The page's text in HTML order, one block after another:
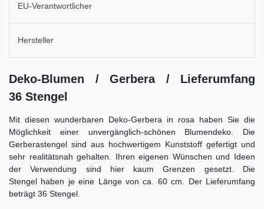
EU-Verantwortlicher
Hersteller
Deko-Blumen / Gerbera / Lieferumfang
36 Stengel
Mit diesen wunderbaren Deko-Gerbera in rosa haben Sie die
Möglichkeit einer unvergänglich-schönen Blumendeko. Die
Gerberastengel sind aus hochwertigem Kunststoff gefertigt und
sehr realitätsnah gehalten. Ihren eigenen Wünschen und Ideen
der Verwendung sind hier kaum Grenzen gesetzt. Die
Stengel haben je eine Länge von ca. 60 cm. Der Lieferumfang
beträgt 36 Stengel.